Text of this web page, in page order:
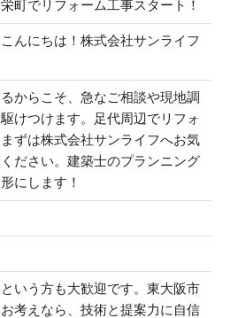
町でリフォーム工事スタート！
んにちは！株式会社サンライフ
からこそ、急なご相談や現地調
けつけます。足代周辺でリフォ
ずは株式会社サンライフへお気
ださい。建築士のプランニング
にします！
いう方も大歓迎です。東大阪市
考えなら、技術と提案力に自信